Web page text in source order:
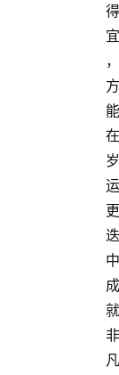
得
宜
，
方
能
在
岁
运
更
迭
中
成
就
非
凡